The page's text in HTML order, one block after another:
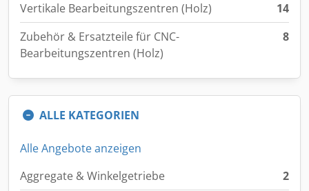
Vertikale Bearbeitungszentren (Holz)
14
Zubehör & Ersatzteile für CNC-
Bearbeitungszentren (Holz)
8
ALLE KATEGORIEN
Alle Angebote anzeigen
Aggregate & Winkelgetriebe
2